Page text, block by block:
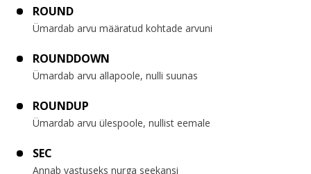
ROUND
Ümardab arvu määratud kohtade arvuni
ROUNDDOWN
Ümardab arvu allapoole, nulli suunas
ROUNDUP
Ümardab arvu ülespoole, nullist eemale
SEC
Annab vastuseks nurga seekansi